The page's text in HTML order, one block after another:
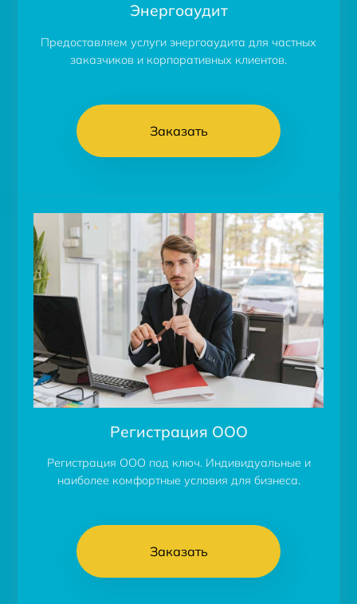
Энергоаудит
Предоставляем услуги энергоаудита для частных
заказчиков и корпоративных клиентов.
Заказать
Регистрация ООО
Регистрация ООО под ключ. Индивидуальные и
наиболее комфортные условия для бизнеса.
Заказать